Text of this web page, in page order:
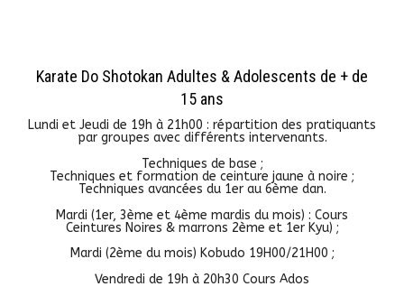
Karate Do Shotokan Adultes & Adolescents de + de
15 ans
Lundi et Jeudi de 19h à 21h00 : répartition des pratiquants
par groupes avec différents intervenants.
Techniques de base ;
Techniques et formation de ceinture jaune à noire ;
Techniques avancées du 1er au 6ème dan.
Mardi (1er, 3ème et 4ème mardis du mois) : Cours
Ceintures Noires & marrons 2ème et 1er Kyu) ;
Mardi (2ème du mois) Kobudo 19H00/21H00 ;
Vendredi de 19h à 20h30 Cours Ados